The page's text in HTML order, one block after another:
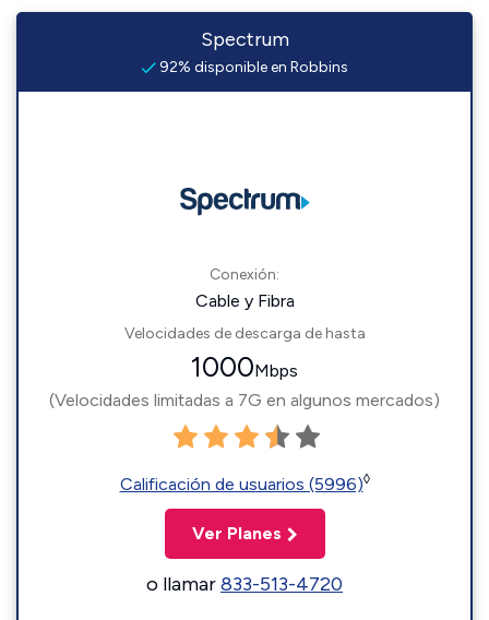
Spectrum
92% disponible en Robbins
Conexión:
Cable y Fibra
Velocidades de descarga de hasta
1000Mbps
(Velocidades limitadas a 7G en algunos mercados)
Calificación de usuarios (5996)◊
Ver Planes
o llamar833-513-4720